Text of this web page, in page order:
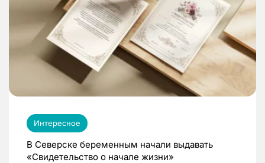
Интересное
В Северске беременным начали выдавать
«Свидетельство о начале жизни»